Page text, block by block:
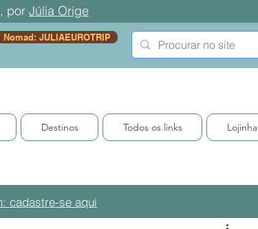
por Júlia Orige
JULIAEUROTRIP
Destinos Todos os links Lojinha
cadastre-se aqui